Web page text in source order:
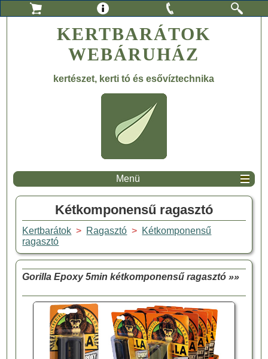
KERTBARÁTOK
WEBÁRUHÁZ
kertészet, kerti tó és esővíztechnika
Menü
Kétkomponensű ragasztó
Kertbarátok > Ragasztó > Kétkomponensű
ragasztó
Gorilla Epoxy 5min kétkomponensű ragasztó »»